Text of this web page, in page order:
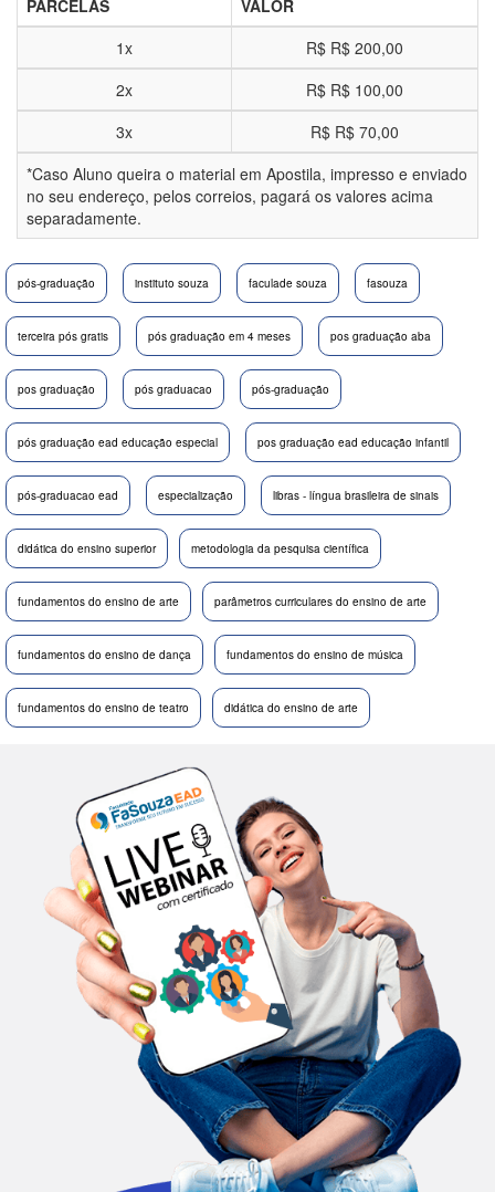
PARCELAS
VALOR
1x
R$ R$ 200,00
2x
R$ R$ 100,00
3x
R$ R$ 70,00
*Caso Aluno queira o material em Apostila, impresso e enviado
no seu endereço, pelos correios, pagará os valores acima
separadamente.
pós-graduação instituto souza faculade souza fasouza
terceira pós gratis pós graduação em 4 meses pos graduação aba
pos graduação pós graduacao pós-graduação
pós graduação ead educação especial pos graduação ead educação infantil
pós-graduacao ead especialização libras - língua brasileira de sinais
didática do ensino superior metodologia da pesquisa científica
fundamentos do ensino de arte parâmetros curriculares do ensino de arte
fundamentos do ensino de dança fundamentos do ensino de música
fundamentos do ensino de teatro didática do ensino de arte